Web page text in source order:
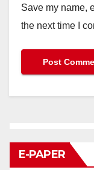
Save my name,
the next time I
E-PAPER